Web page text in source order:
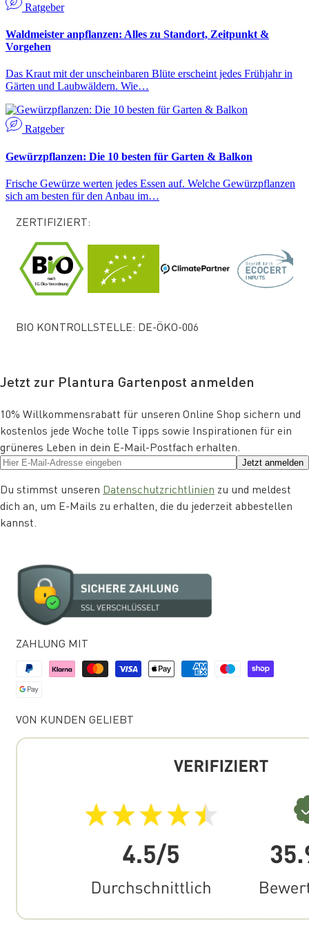
Ratgeber
Waldmeister anpflanzen: Alles zu Standort, Zeitpunkt &
Vorgehen
Das Kraut mit der unscheinbaren Blüte erscheint jedes Frühjahr in
Gärten und Laubwäldern. Wie…
Ratgeber
Gewürzpflanzen: Die 10 besten für Garten & Balkon
Frische Gewürze werten jedes Essen auf. Welche Gewürzpflanzen
sich am besten für den Anbau im…
ZERTIFIZIERT:
BIO KONTROLLSTELLE: DE-ÖKO-006
Jetzt zur Plantura Gartenpost anmelden
10% Willkommensrabatt für unseren Online Shop sichern und
kostenlos jede Woche tolle Tipps sowie Inspirationen für ein
grüneres Leben in dein E-Mail-Postfach erhalten.
Jetzt anmelden
Du stimmst unseren Datenschutzrichtlinien zu und meldest
dich an, um E-Mails zu erhalten, die du jederzeit abbestellen
kannst.
ZAHLUNG MIT
VON KUNDEN GELIEBT